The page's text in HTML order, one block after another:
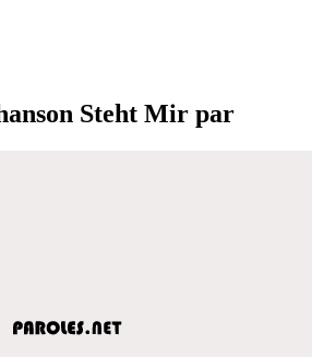
Steht Mir par